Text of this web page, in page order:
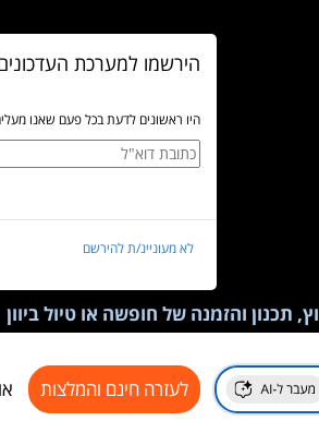
תכנון והזמנה של חופשה או טיול ביוון
לעזרה חינם והמלצות
הירשמו למערכת
היו ראשונים לדעת בכל פעם שאנו
לא מעוניינ/ת להירשם